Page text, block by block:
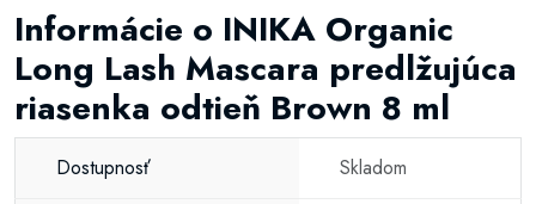
Informácie o INIKA Organic
Long Lash Mascara predlžujúca
riasenka odtieň Brown 8 ml
Dostupnosť Skladom